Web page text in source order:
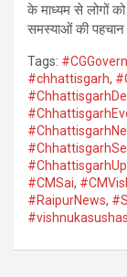
के माध्यम से लोगों
समस्याओं की पहचान
Tags:
#chhattisgarh,
#CMSai,
#RaipurNews,